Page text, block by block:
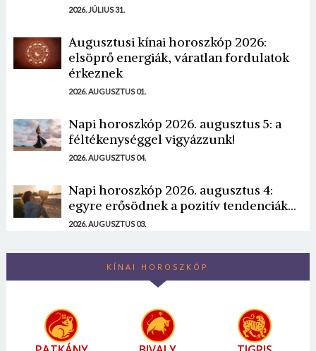
2026. JÚLIUS 31.
Augusztusi kínai horoszkóp 2026:
elsöprő energiák, váratlan fordulatok
érkeznek
2026. AUGUSZTUS 01.
Napi horoszkóp 2026. augusztus 5: a
féltékenységgel vigyázzunk!
2026. AUGUSZTUS 04.
Napi horoszkóp 2026. augusztus 4:
egyre erősödnek a pozitív tendenciák...
2026. AUGUSZTUS 03.
KÍNAI HOROSZKÓP